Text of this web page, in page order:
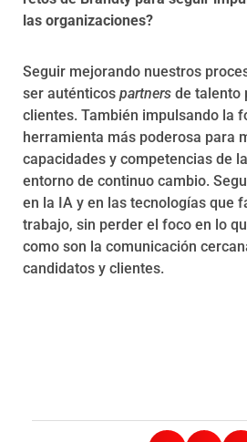
las organizaciones?
Seguir mejorando nuestros
ser auténticos partners de talento
clientes. También impulsando la
herramienta más poderosa para
capacidades y competencias de
entorno de continuo cambio.
en la IA y en las tecnologías que
trabajo, sin perder el foco en lo
como son la comunicación
candidatos y clientes.